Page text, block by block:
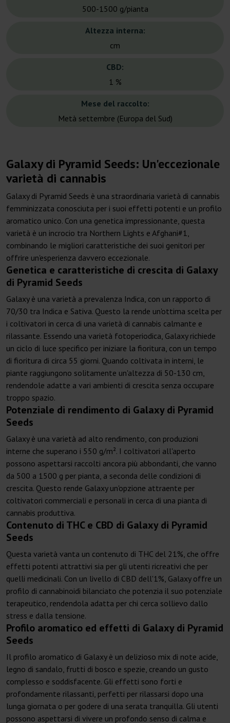
500-1500 g/pianta
Altezza interna:
cm
CBD:
1 %
Mese del raccolto:
Metà settembre (Europa del Sud)
Galaxy di Pyramid Seeds: Un'eccezionale
varietà di cannabis
Galaxy di Pyramid Seeds è una straordinaria varietà di cannabis
femminizzata conosciuta per i suoi effetti potenti e un profilo
aromatico unico. Con una genetica impressionante, questa
varietà è un incrocio tra Northern Lights e Afghani#1,
combinando le migliori caratteristiche dei suoi genitori per
offrire un'esperienza davvero eccezionale.
Genetica e caratteristiche di crescita di Galaxy
di Pyramid Seeds
Galaxy è una varietà a prevalenza Indica, con un rapporto di
70/30 tra Indica e Sativa. Questo la rende un'ottima scelta per
i coltivatori in cerca di una varietà di cannabis calmante e
rilassante. Essendo una varietà fotoperiodica, Galaxy richiede
un ciclo di luce specifico per iniziare la fioritura, con un tempo
di fioritura di circa 55 giorni. Quando coltivata in interni, le
piante raggiungono solitamente un'altezza di 50-130 cm,
rendendole adatte a vari ambienti di crescita senza occupare
troppo spazio.
Potenziale di rendimento di Galaxy di Pyramid
Seeds
Galaxy è una varietà ad alto rendimento, con produzioni
interne che superano i 550 g/m². I coltivatori all'aperto
possono aspettarsi raccolti ancora più abbondanti, che vanno
da 500 a 1500 g per pianta, a seconda delle condizioni di
crescita. Questo rende Galaxy un'opzione attraente per
coltivatori commerciali e personali in cerca di una pianta di
cannabis produttiva.
Contenuto di THC e CBD di Galaxy di Pyramid
Seeds
Questa varietà vanta un contenuto di THC del 21%, che offre
effetti potenti attrattivi sia per gli utenti ricreativi che per
quelli medicinali. Con un livello di CBD dell'1%, Galaxy offre un
profilo di cannabinoidi bilanciato che potenzia il suo potenziale
terapeutico, rendendola adatta per chi cerca sollievo dallo
stress e dalla tensione.
Profilo aromatico ed effetti di Galaxy di Pyramid
Seeds
Il profilo aromatico di Galaxy è un delizioso mix di note acide,
legno di sandalo, frutti di bosco e spezie, creando un gusto
complesso e soddisfacente. Gli effetti sono forti e
profondamente rilassanti, perfetti per rilassarsi dopo una
lunga giornata o per godere di una serata tranquilla. Gli utenti
possono aspettarsi di vivere un profondo senso di calma e